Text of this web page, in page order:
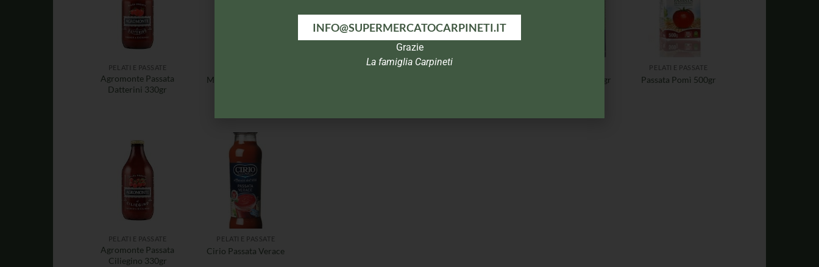
PELATI E PASSATE
Agromonte Passata
Datterini 330gr
Mutti Passata 700ml
PELATI E PASSATE PELATI E PASSATE
Graziella Pelati 400gr
PELATI E PASSATE
Passata Pomì 500gr
PELATI E PASSATE
Agromonte Passata
Ciliegino 330gr
PELATI E PASSATE
Cirio Passata Verace
INFO@SUPERMERCATOCARPINETI.IT
Grazie
La famiglia Carpineti